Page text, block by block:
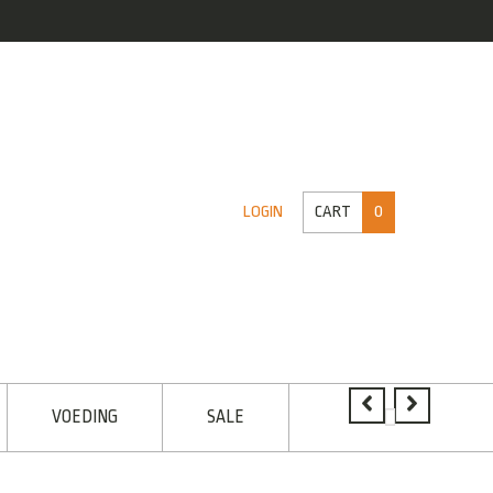
LOGIN CART 0
VOEDING SALE